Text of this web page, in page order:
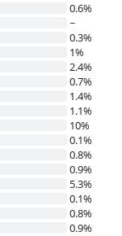
0.6%
~
0.3%
1%
2.4%
0.7%
1.4%
1.1%
10%
0.1%
0.8%
0.9%
5.3%
0.1%
0.8%
0.9%